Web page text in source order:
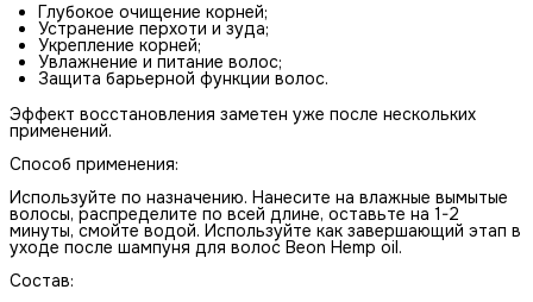
Глубокое очищение корней;
Устранение перхоти и зуда;
Укрепление корней;
Увлажнение и питание волос;
Защита барьерной функции волос.
Эффект восстановления заметен уже после нескольких
применений.
Способ применения:
Используйте по назначению. Нанесите на влажные вымытые
волосы, распределите по всей длине, оставьте на 1-2
минуты, смойте водой. Используйте как завершающий этап в
уходе после шампуня для волос Beоn Hemp oil.
Состав: